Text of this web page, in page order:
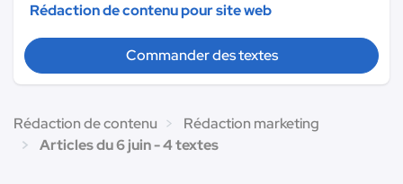
Rédaction de contenu pour site web
Commander des textes
Rédaction de contenu
Rédaction marketing
Articles du 6 juin - 4 textes